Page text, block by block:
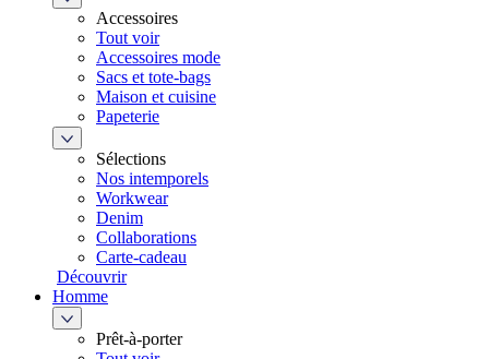
Accessoires
Tout voir
Accessoires mode
Sacs et tote-bags
Maison et cuisine
Papeterie
Sélections
Nos intemporels
Workwear
Denim
Collaborations
Carte-cadeau
Découvrir
Homme
Prêt-à-porter